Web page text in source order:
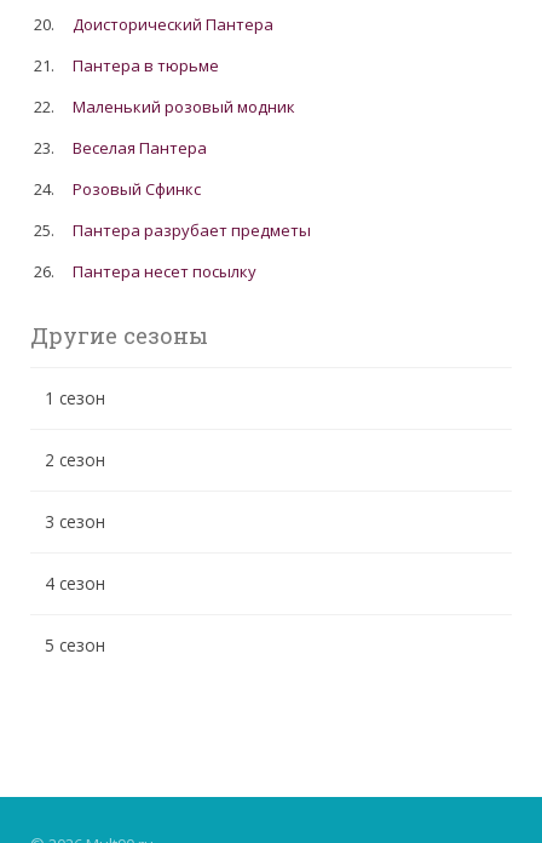
20.
Доисторический Пантера
21.
Пантера в тюрьме
22.
Маленький розовый модник
23.
Веселая Пантера
24.
Розовый Сфинкс
25.
Пантера разрубает предметы
26.
Пантера несет посылку
Другие сезоны
1 сезон
2 сезон
3 сезон
4 сезон
5 сезон